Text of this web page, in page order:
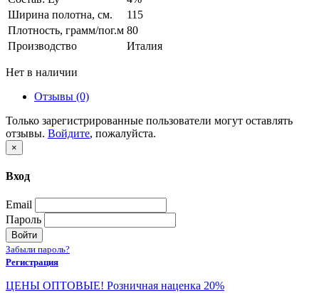
Ширина полотна, см.
115
Плотность, грамм/пог.м 80
Производство
Италия
Нет в наличии
Отзывы (0)
Только зарегистрированные пользователи могут оставлять
отзывы. Войдите, пожалуйста.
×
Вход
Email
Пароль
Войти
Забыли пароль?
Регистрация
ЦЕНЫ ОПТОВЫЕ! Розничная наценка 20%